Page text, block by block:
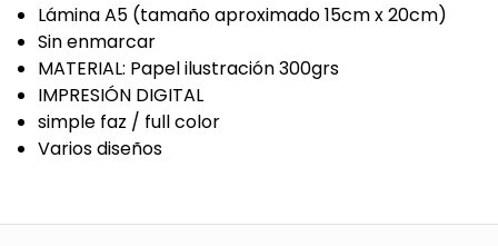
Lámina A5 (tamaño aproximado 15cm x 20cm)
Sin enmarcar
MATERIAL: Papel ilustración 300grs
IMPRESIÓN DIGITAL
simple faz / full color
Varios diseños